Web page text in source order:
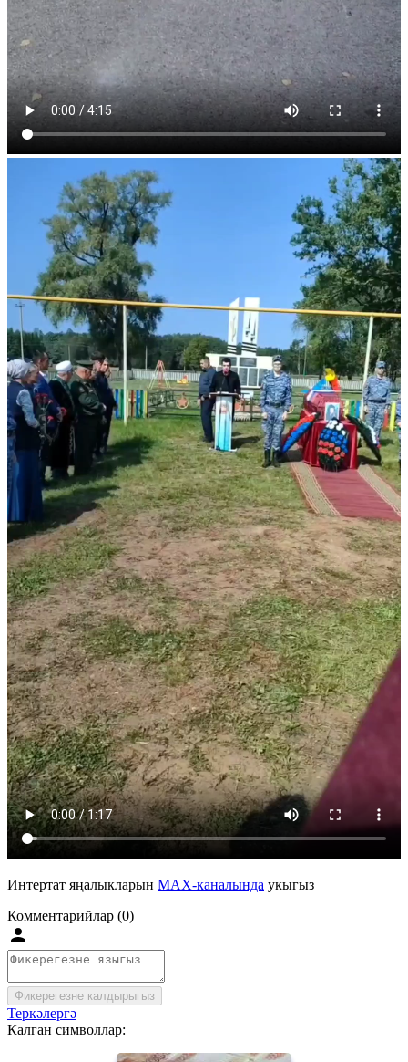
Интертат яңалыкларын MAX-каналында укыгыз
Комментарийлар (0)
Фикерегезне калдырыгыз
Теркәлергә
Калган символлар: